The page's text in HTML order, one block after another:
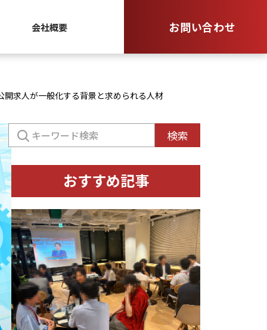
会社概要 お問い合わせ
求人が一般化する背景と求められる人材
検
索:
検索
おすすめ記事